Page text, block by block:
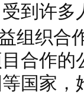
到许多
组织合
合作
国家